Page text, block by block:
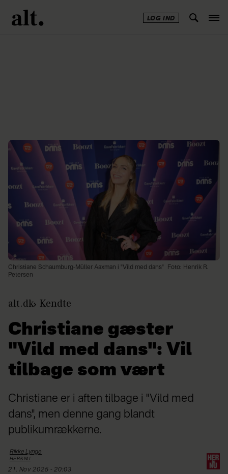
LOG IND
Christiane Schaumburg-Müller Aaxman i "Vild med dans"
Foto: Henrik R.
Petersen
alt.dk Kendte
Christiane gæster
"Vild med dans": Vil
tilbage som vært
Christiane er i aften tilbage i "Vild med
dans", men denne gang blandt
publikumrækkerne.
Rikke Lynge
HER&NU
21. Nov 2025 - 20:03